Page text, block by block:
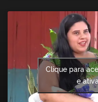
Clique para
e